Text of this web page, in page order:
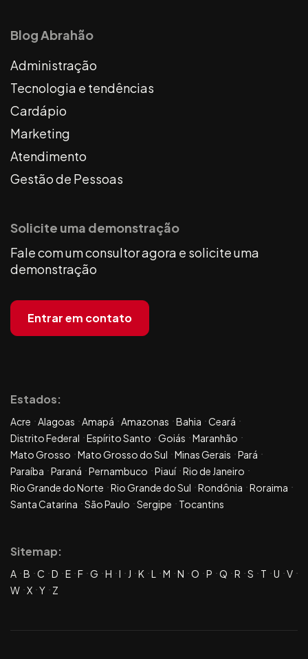
Blog Abrahão
Administração
Tecnologia e tendências
Cardápio
Marketing
Atendimento
Gestão de Pessoas
Solicite uma demonstração
Fale com um consultor agora e solicite uma
demonstração
Entrar em contato
Estados:
Acre Alagoas Amapá Amazonas Bahia
Ceará
Distrito Federal
Espírito Santo Goiás
Maranhão
Mato Grosso
Mato Grosso do Sul Minas Gerais
Pará
Paraíba
Paraná Pernambuco Piauí Rio de Janeiro
Rio Grande do Norte
Rio Grande do Sul Rondônia
Roraima
Santa Catarina
São Paulo Sergipe Tocantins
Sitemap:
A B C D E F G H I J K L M N O P Q R S T U
V
W X Y Z